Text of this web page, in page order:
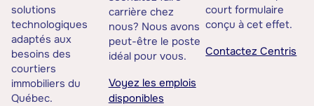
solutions
technologiques
adaptés aux
besoins des
courtiers
immobiliers du
Québec.
carrière chez
nous? Nous avons
peut-être le poste
idéal pour vous.
Voyez les emplois
disponibles
court formulaire
conçu à cet effet.
Contactez Centris